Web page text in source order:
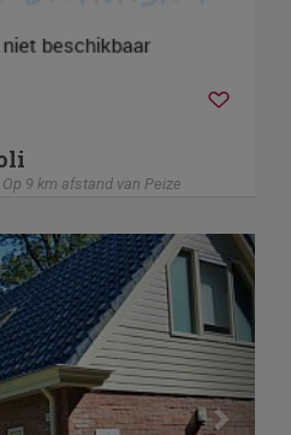
Op 9 km afstand van Peize
Next